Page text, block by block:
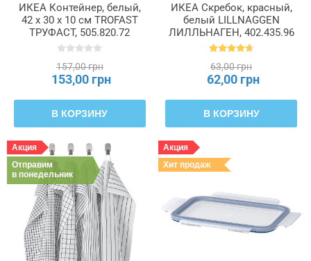
ИКЕА Контейнер, белый,
42 x 30 x 10 см TROFAST
ТРУФАСТ, 505.820.72
157,00 грн
153,00 грн
В КОРЗИНУ
ИКЕА Скребок, красный,
белый LILLNAGGEN
ЛИЛЛЬНАГЕН, 402.435.96
63,00 грн
62,00 грн
В КОРЗИНУ
Акция
Отправим
в понедельник
Акция
Хит продаж